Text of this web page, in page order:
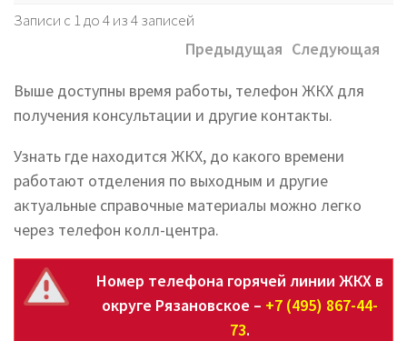
Записи с 1 до 4 из 4 записей
Предыдущая Следующая
Выше доступны время работы, телефон ЖКХ для
получения консультации и другие контакты.
Узнать где находится ЖКХ, до какого времени
работают отделения по выходным и другие
актуальные справочные материалы можно легко
через телефон колл-центра.
Номер телефона горячей линии ЖКХ в
округе Рязановское – +7 (495) 867-44-
73.